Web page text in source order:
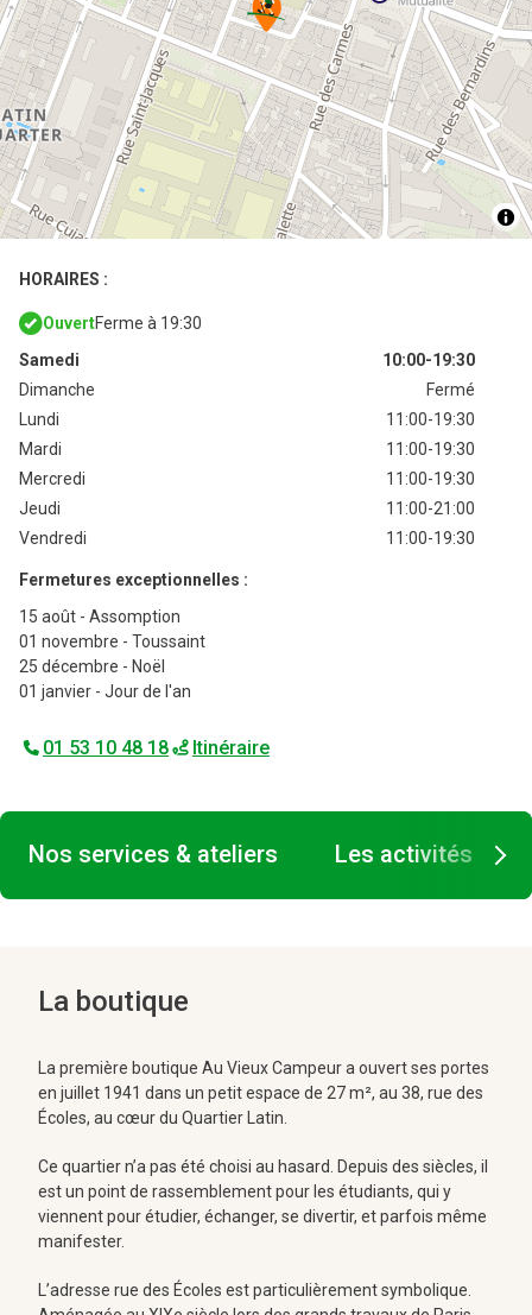
HORAIRES :
OuvertFerme à 19:30
Samedi
10:00-19:30
Dimanche
Fermé
Lundi
11:00-19:30
Mardi
11:00-19:30
Mercredi
11:00-19:30
Jeudi
11:00-21:00
Vendredi
11:00-19:30
Fermetures exceptionnelles :
15 août - Assomption
01 novembre - Toussaint
25 décembre - Noël
01 janvier - Jour de l'an
01 53 10 48 18 Itinéraire
Nos services & ateliers Les activités
La boutique
La première boutique Au Vieux Campeur a ouvert ses portes
en juillet 1941 dans un petit espace de 27 m², au 38, rue des
Écoles, au cœur du Quartier Latin.
Ce quartier n’a pas été choisi au hasard. Depuis des siècles, il
est un point de rassemblement pour les étudiants, qui y
viennent pour étudier, échanger, se divertir, et parfois même
manifester.
L’adresse rue des Écoles est particulièrement symbolique.